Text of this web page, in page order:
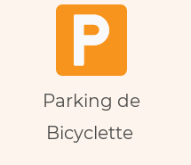
Parking de
Bicyclette